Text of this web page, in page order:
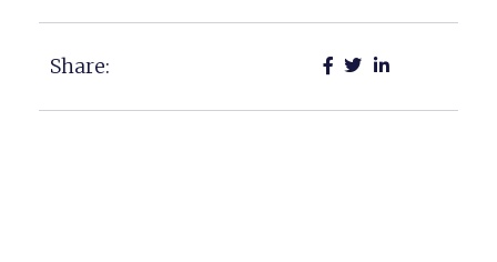
Share: